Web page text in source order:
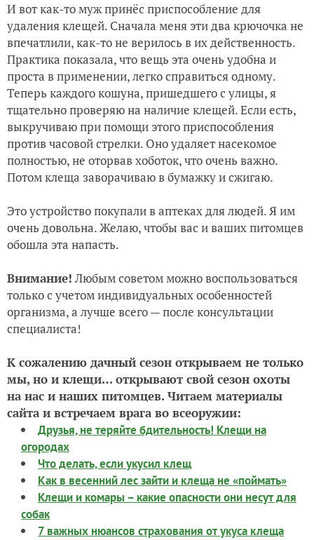
И вот как-то муж принёс приспособление для
удаления клещей. Сначала меня эти два крючочка не
впечатлили, как-то не верилось в их действенность.
Практика показала, что вещь эта очень удобна и
проста в применении, легко справиться одному.
Теперь каждого кошуна, пришедшего с улицы, я
тщательно проверяю на наличие клещей. Если есть,
выкручиваю при помощи этого приспособления
против часовой стрелки. Оно удаляет насекомое
полностью, не оторвав хоботок, что очень важно.
Потом клеща заворачиваю в бумажку и сжигаю.
Это устройство покупали в аптеках для людей. Я им
очень довольна. Желаю, чтобы вас и ваших питомцев
обошла эта напасть.
Внимание! Любым советом можно воспользоваться
только с учетом индивидуальных особенностей
организма, а лучше всего — после консультации
специалиста!
К сожалению дачный сезон открываем не только
мы, но и клещи… открывают свой сезон охоты
на нас и наших питомцев. Читаем материалы
сайта и встречаем врага во всеоружии:
Друзья, не теряйте бдительность! Клещи на
огородах
Что делать, если укусил клещ
Как в весенний лес зайти и клеща не «поймать»
Клещи и комары – какие опасности они несут для
собак
7 важных нюансов страхования от укуса клеща